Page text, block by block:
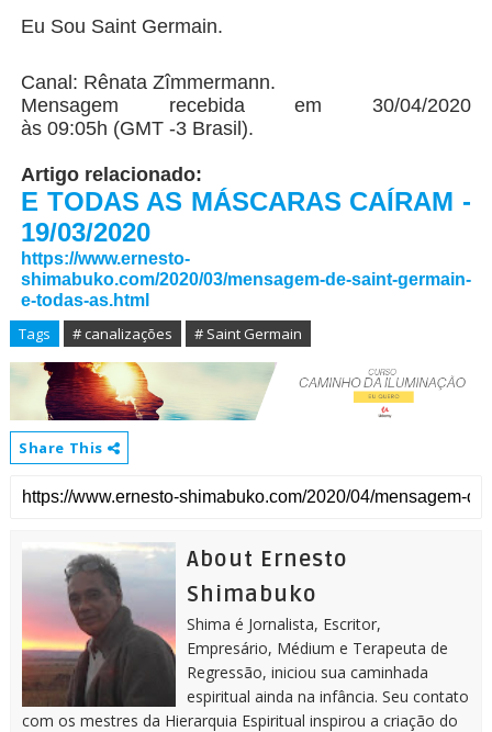
Eu Sou Saint Germain.
Canal: Rênata Zîmmermann.
Mensagem recebida em 30/04/2020
às 09:05h (GMT -3 Brasil).
Artigo relacionado:
E TODAS AS MÁSCARAS CAÍRAM -
19/03/2020
https://www.ernesto-
shimabuko.com/2020/03/mensagem-de-saint-germain-
e-todas-as.html
Tags # canalizações # Saint Germain
Share This
About Ernesto
Shimabuko
Shima é Jornalista, Escritor,
Empresário, Médium e Terapeuta de
Regressão, iniciou sua caminhada
espiritual ainda na infância. Seu contato
com os mestres da Hierarquia Espiritual inspirou a criação do